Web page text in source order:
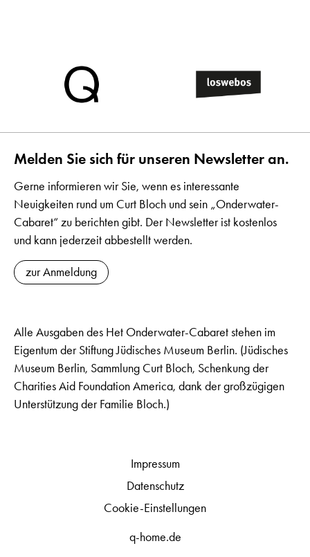
Melden Sie sich für unseren Newsletter an.
Gerne informieren wir Sie, wenn es interessante
Neuigkeiten rund um Curt Bloch und sein „Onderwater-
Cabaret“ zu berichten gibt. Der Newsletter ist kostenlos
und kann jederzeit abbestellt werden.
zur Anmeldung
Alle Ausgaben des Het Onderwater-Cabaret stehen im
Eigentum der Stiftung Jüdisches Museum Berlin. (Jüdisches
Museum Berlin, Sammlung Curt Bloch, Schenkung der
Charities Aid Foundation America, dank der großzügigen
Unterstützung der Familie Bloch.)
q-home.de
Impressum
Datenschutz
Cookie-Einstellungen